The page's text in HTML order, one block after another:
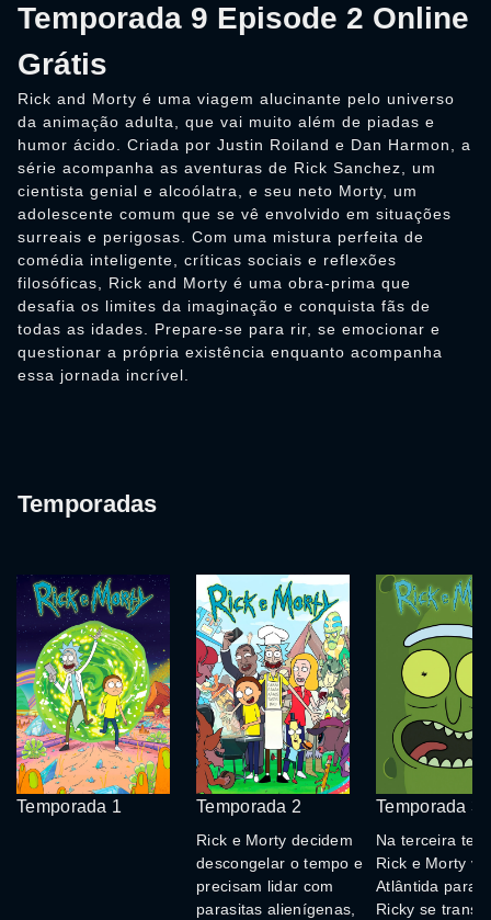
Temporada 9 Episode 2 Online
Grátis
Rick and Morty é uma viagem alucinante pelo universo
da animação adulta, que vai muito além de piadas e
humor ácido. Criada por Justin Roiland e Dan Harmon, a
série acompanha as aventuras de Rick Sanchez, um
cientista genial e alcoólatra, e seu neto Morty, um
adolescente comum que se vê envolvido em situações
surreais e perigosas. Com uma mistura perfeita de
comédia inteligente, críticas sociais e reflexões
filosóficas, Rick and Morty é uma obra-prima que
desafia os limites da imaginação e conquista fãs de
todas as idades. Prepare-se para rir, se emocionar e
questionar a própria existência enquanto acompanha
essa jornada incrível.
Temporadas
Temporada 1 Temporada 2
Rick e Morty decidem
descongelar o tempo e
precisam lidar com
parasitas alienígenas,
Temporada 3
Na terceira
Rick e Morty
Atlântida para
Ricky se